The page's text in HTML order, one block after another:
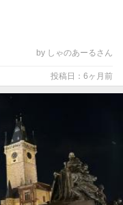
by しゃのあーるさん
投稿日：6ヶ月前